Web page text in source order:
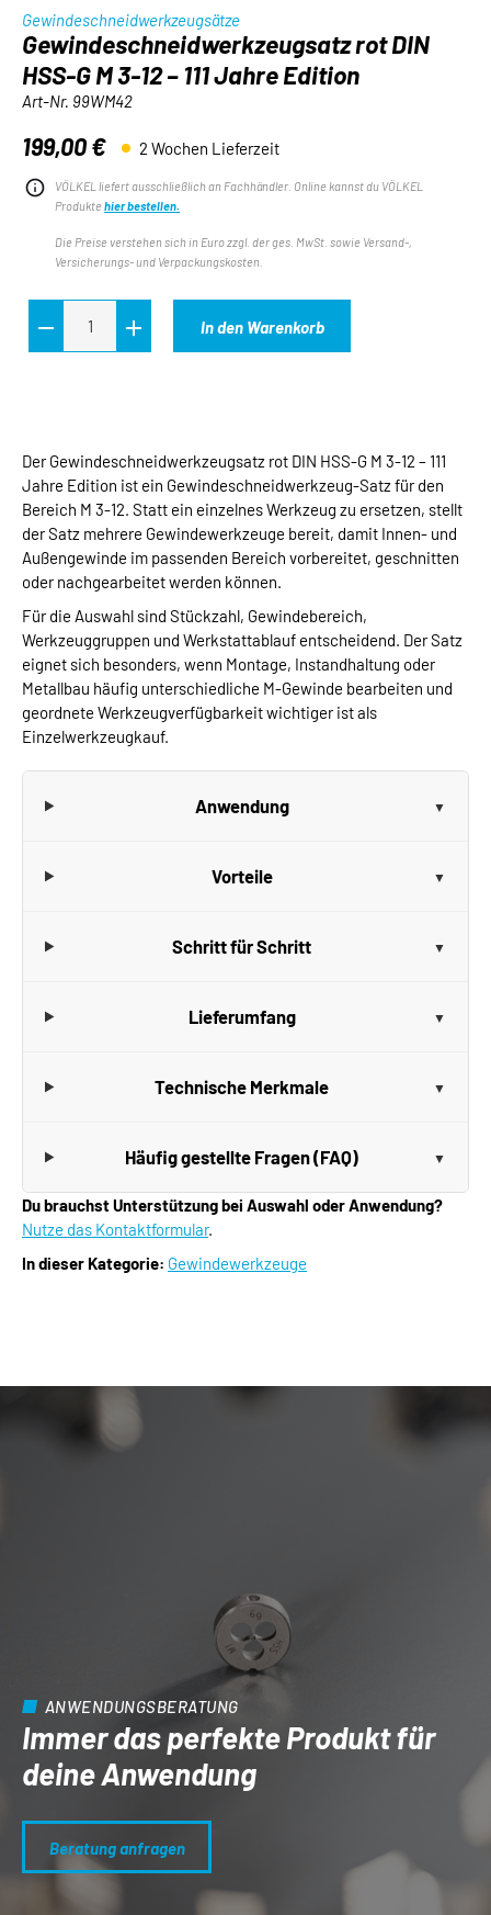
Gewindeschneidwerkzeugsätze
Gewindeschneidwerkzeugsatz rot DIN
HSS-G M 3-12 – 111 Jahre Edition
Art-Nr. 99WM42
Regulärer Preis:
199,00 € 2 Wochen Lieferzeit
VÖLKEL liefert ausschließlich an Fachhändler. Online kannst du VÖLKEL
Produkte hier bestellen.
Die Preise verstehen sich in Euro zzgl. der ges. MwSt. sowie Versand-,
Versicherungs- und Verpackungskosten.
In den Warenkorb
Der Gewindeschneidwerkzeugsatz rot DIN HSS-G M 3-12 – 111
Jahre Edition ist ein Gewindeschneidwerkzeug-Satz für den
Bereich M 3-12. Statt ein einzelnes Werkzeug zu ersetzen, stellt
der Satz mehrere Gewindewerkzeuge bereit, damit Innen- und
Außengewinde im passenden Bereich vorbereitet, geschnitten
oder nachgearbeitet werden können.
Für die Auswahl sind Stückzahl, Gewindebereich,
Werkzeuggruppen und Werkstattablauf entscheidend. Der Satz
eignet sich besonders, wenn Montage, Instandhaltung oder
Metallbau häufig unterschiedliche M-Gewinde bearbeiten und
geordnete Werkzeugverfügbarkeit wichtiger ist als
Einzelwerkzeugkauf.
Anwendung
Vorteile
Schritt für Schritt
Lieferumfang
Technische Merkmale
Häufig gestellte Fragen (FAQ)
Du brauchst Unterstützung bei Auswahl oder Anwendung?
Nutze das Kontaktformular.
In dieser Kategorie: Gewindewerkzeuge
ANWENDUNGSBERATUNG
Immer das perfekte Produkt für
deine Anwendung
Beratung anfragen